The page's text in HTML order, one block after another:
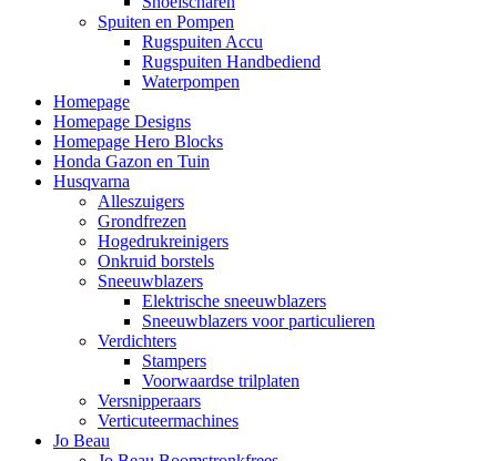
Spuiten en Pompen
Rugspuiten Accu
Rugspuiten Handbediend
Waterpompen
Homepage
Homepage Designs
Homepage Hero Blocks
Honda Gazon en Tuin
Husqvarna
Alleszuigers
Grondfrezen
Hogedrukreinigers
Onkruid borstels
Sneeuwblazers
Elektrische sneeuwblazers
Sneeuwblazers voor particulieren
Verdichters
Stampers
Voorwaardse trilplaten
Versnipperaars
Verticuteermachines
Jo Beau